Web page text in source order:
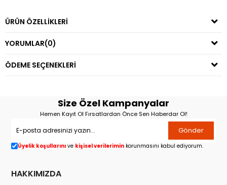
ÜRÜN ÖZELLIKLERI
YORUMLAR(0)
ÖDEME SEÇENEKLERI
Size Özel Kampanyalar
Hemen Kayıt Ol Fırsatlardan Önce Sen Haberdar Ol!
Gönder
Üyelik koşullarını ve kişisel verilerimin korunmasını kabul ediyorum.
HAKKIMIZDA